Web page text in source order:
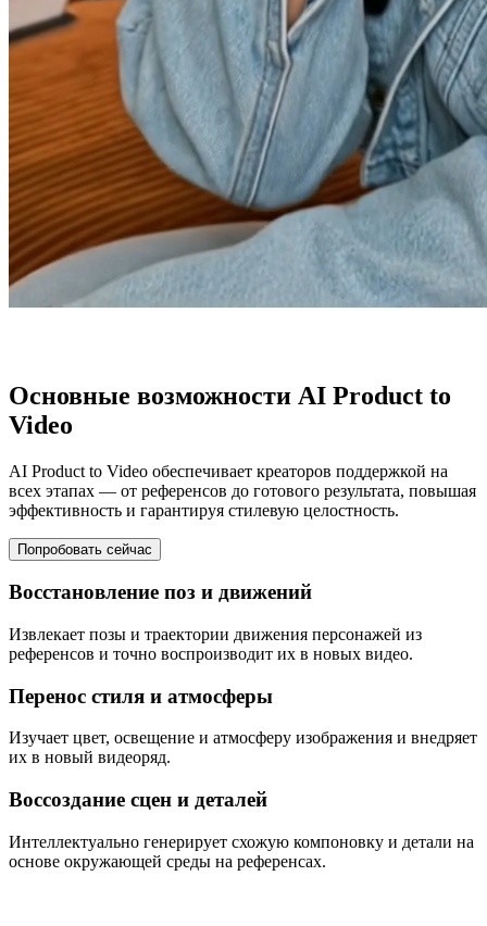
Основные возможности AI Product to
Video
AI Product to Video обеспечивает креаторов поддержкой на
всех этапах — от референсов до готового результата, повышая
эффективность и гарантируя стилевую целостность.
Попробовать сейчас
Восстановление поз и движений
Извлекает позы и траектории движения персонажей из
референсов и точно воспроизводит их в новых видео.
Перенос стиля и атмосферы
Изучает цвет, освещение и атмосферу изображения и внедряет
их в новый видеоряд.
Воссоздание сцен и деталей
Интеллектуально генерирует схожую компоновку и детали на
основе окружающей среды на референсах.